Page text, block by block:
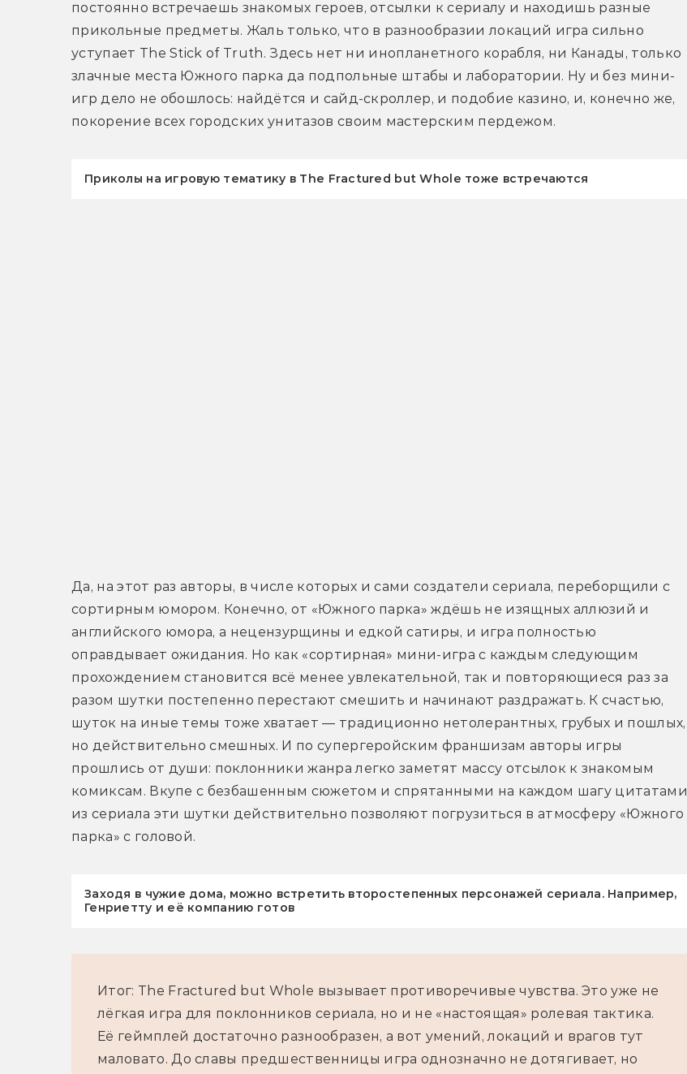
постоянно встречаешь знакомых героев, отсылки к сериалу и находишь разные
прикольные предметы. Жаль только, что в разнообразии локаций игра сильно
уступает The Stick of Truth. Здесь нет ни инопланетного корабля, ни Канады, только
злачные места Южного парка да подпольные штабы и лаборатории. Ну и без мини-
игр дело не обошлось: найдётся и сайд-скроллер, и подобие казино, и, конечно же,
покорение всех городских унитазов своим мастерским пердежом.
Приколы на игровую тематику в The Fractured but Whole тоже встречаются
Да, на этот раз авторы, в числе которых и сами создатели сериала, переборщили с
сортирным юмором. Конечно, от «Южного парка» ждёшь не изящных аллюзий и
английского юмора, а нецензурщины и едкой сатиры, и игра полностью
оправдывает ожидания. Но как «сортирная» мини-игра с каждым следующим
прохождением становится всё менее увлекательной, так и повторяющиеся раз за
разом шутки постепенно перестают смешить и начинают раздражать. К счастью,
шуток на иные темы тоже хватает — традиционно нетолерантных, грубых и пошлых,
но действительно смешных. И по супергеройским франшизам авторы игры
прошлись от души: поклонники жанра легко заметят массу отсылок к знакомым
комиксам. Вкупе с безбашенным сюжетом и спрятанными на каждом шагу цитатами
из сериала эти шутки действительно позволяют погрузиться в атмосферу «Южного
парка» с головой.
Заходя в чужие дома, можно встретить второстепенных персонажей сериала. Например,
Генриетту и её компанию готов
Итог: The Fractured but Whole вызывает противоречивые чувства. Это уже не
лёгкая игра для поклонников сериала, но и не «настоящая» ролевая тактика.
Её геймплей достаточно разнообразен, а вот умений, локаций и врагов тут
маловато. До славы предшественницы игра однозначно не дотягивает, но